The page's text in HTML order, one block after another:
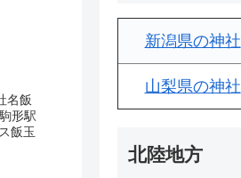
名飯
形駅
飯玉
新潟県の神社
山梨県の神社
北陸地方